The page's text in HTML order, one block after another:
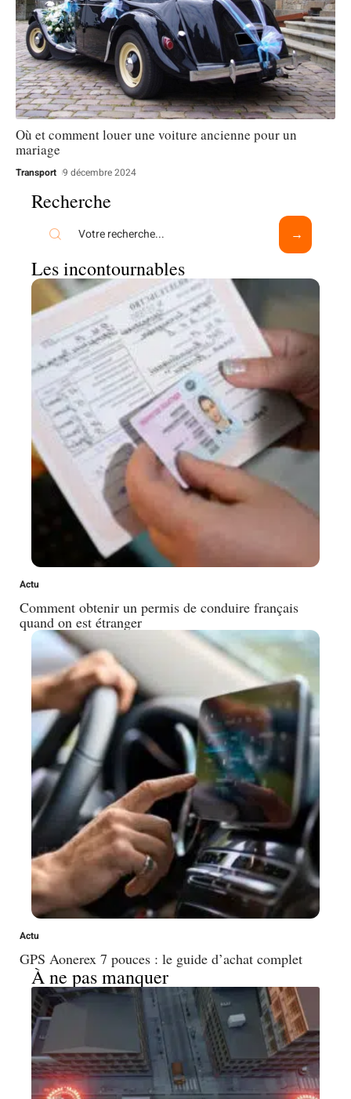
Où et comment louer une voiture ancienne pour un
mariage
Transport 9 décembre 2024
Recherche
Les incontournables
Actu
Comment obtenir un permis de conduire français
quand on est étranger
Actu
GPS Aonerex 7 pouces : le guide d’achat complet
À ne pas manquer